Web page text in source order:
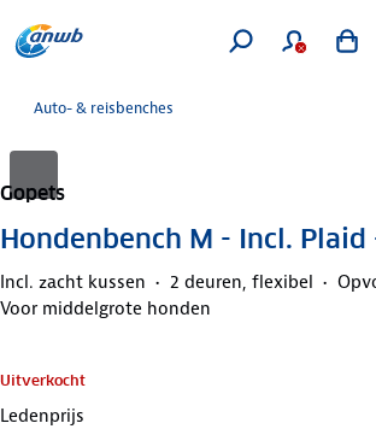
Auto- & reisbenches
Gopets
Hondenbench M - Incl. Plaid
Incl. zacht kussen 2 deuren, flexibel
Voor middelgrote honden
Uitverkocht
Ledenprijs